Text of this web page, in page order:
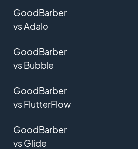
GoodBarber
vs Adalo
GoodBarber
vs Bubble
GoodBarber
vs FlutterFlow
GoodBarber
vs Glide